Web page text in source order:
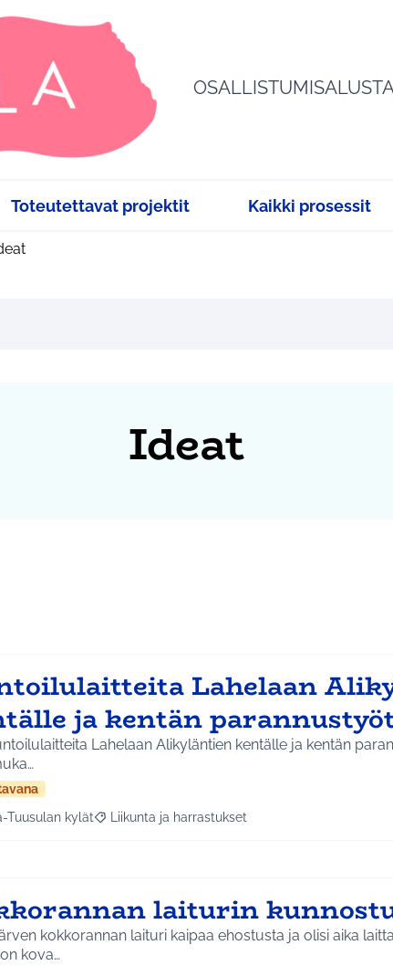
Toteutettavat projektit Kaikki prosessit
Ideat
Lahelaan
ja kentän
Lahelaan Alikyläntien kentälle ja kentän
aihepiirin mukaan: Etelä-Tuusulan kylät
Tuusulan kylät Rajaa tulokset teeman mukaan: Liikunta ja
Liikunta ja harrastukset
laiturin
kokkorannan laituri kaipaa ehostusta ja olisi aika
kova…